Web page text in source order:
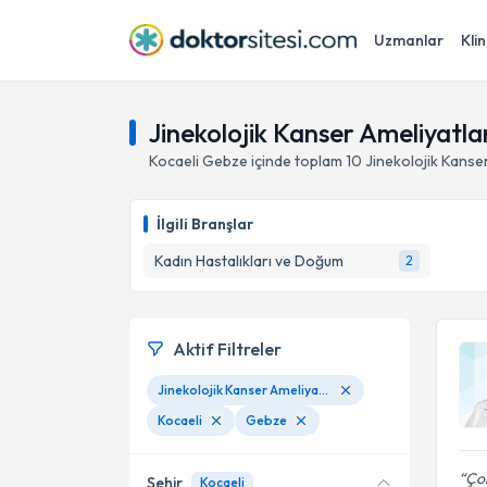
Uzmanlar
Jinekolojik Kanser
Kocaeli Gebze içinde toplam 10 Jinekolojik
İlgili Branşlar
Kadın Hastalıkları ve Doğum
2
Aktif Filtreler
Jinekolojik Kanser Ameliyatları
Kocaeli
Gebze
Şehir Kocaeli